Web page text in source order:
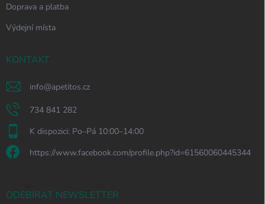
Doprava a platba
Výdejní místa
KONTAKT
info@apetitos.cz
734 841 282
K dispozici: Po–Pá 10:00–14:00
https://www.facebook.com/profile.php?id=61560060445344
ODEBÍRAT NEWSLETTER